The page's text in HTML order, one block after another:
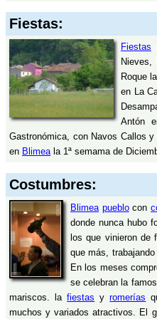
Fiestas:
Fiestas
Nieves,
Roque
en La
Antón
Gastronómica, con Navos Callos
en Blimea la 1ª semama de
Costumbres:
Blimea pueblocon
donde nunca hubo
los que vinieron de
que más,
En los meses
se celebran la
mariscos. lafiestas yromerías
muchos y variados atractivos. El